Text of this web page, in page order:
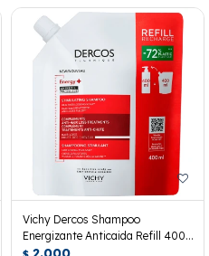
Vichy Dercos Shampoo
Energizante Anticaida Refill 400
Ml.